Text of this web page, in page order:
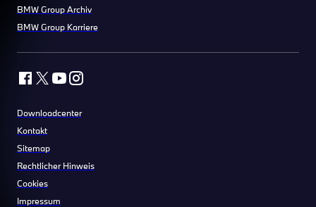
BMW Group Archiv
BMW Group Karriere
Downloadcenter
Kontakt
Sitemap
Rechtlicher Hinweis
Cookies
Impressum